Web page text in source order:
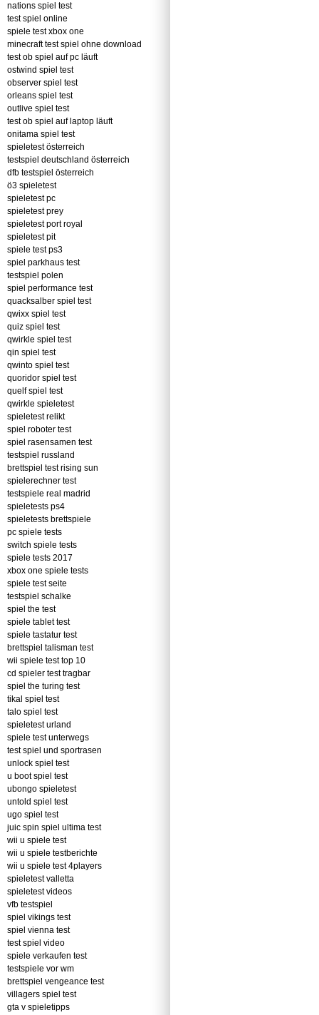
nations spiel test
test spiel online
spiele test xbox one
minecraft test spiel ohne download
test ob spiel auf pc läuft
ostwind spiel test
observer spiel test
orleans spiel test
outlive spiel test
test ob spiel auf laptop läuft
onitama spiel test
spieletest österreich
testspiel deutschland österreich
dfb testspiel österreich
ö3 spieletest
spieletest pc
spieletest prey
spieletest port royal
spieletest pit
spiele test ps3
spiel parkhaus test
testspiel polen
spiel performance test
quacksalber spiel test
qwixx spiel test
quiz spiel test
qwirkle spiel test
qin spiel test
qwinto spiel test
quoridor spiel test
quelf spiel test
qwirkle spieletest
spieletest relikt
spiel roboter test
spiel rasensamen test
testspiel russland
brettspiel test rising sun
spielerechner test
testspiele real madrid
spieletests ps4
spieletests brettspiele
pc spiele tests
switch spiele tests
spiele tests 2017
xbox one spiele tests
spiele test seite
testspiel schalke
spiel the test
spiele tablet test
spiele tastatur test
brettspiel talisman test
wii spiele test top 10
cd spieler test tragbar
spiel the turing test
tikal spiel test
talo spiel test
spieletest urland
spiele test unterwegs
test spiel und sportrasen
unlock spiel test
u boot spiel test
ubongo spieletest
untold spiel test
ugo spiel test
juic spin spiel ultima test
wii u spiele test
wii u spiele testberichte
wii u spiele test 4players
spieletest valletta
spieletest videos
vfb testspiel
spiel vikings test
spiel vienna test
test spiel video
spiele verkaufen test
testspiele vor wm
brettspiel vengeance test
villagers spiel test
gta v spieletipps